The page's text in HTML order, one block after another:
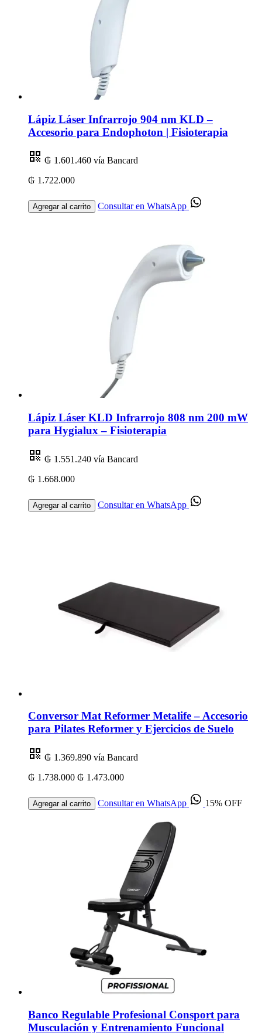
Lápiz Láser Infrarrojo 904 nm KLD –
Accesorio para Endophoton | Fisioterapia
₲ 1.601.460 vía Bancard
₲ 1.722.000
Agregar al carrito Consultar en WhatsApp
Lápiz Láser KLD Infrarrojo 808 nm 200 mW
para Hygialux – Fisioterapia
₲ 1.551.240 vía Bancard
₲ 1.668.000
Agregar al carrito Consultar en WhatsApp
Conversor Mat Reformer Metalife – Accesorio
para Pilates Reformer y Ejercicios de Suelo
₲ 1.369.890 vía Bancard
₲ 1.738.000 ₲ 1.473.000
Agregar al carrito Consultar en WhatsApp 15% OFF
Banco Regulable Profesional Consport para
Musculación y Entrenamiento Funcional